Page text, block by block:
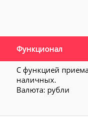
Функционал
С функцией
наличных.
Валюта: рубли